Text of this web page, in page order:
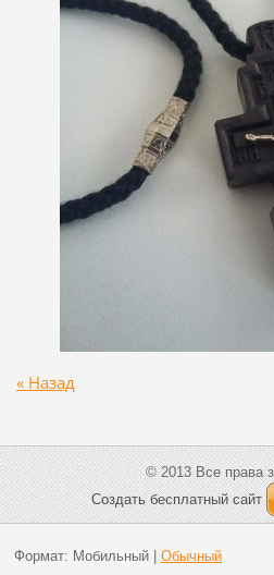
« Назад
© 2013 Все права
Создать бесплатный сайт
Формат: Мобильный| Обычный